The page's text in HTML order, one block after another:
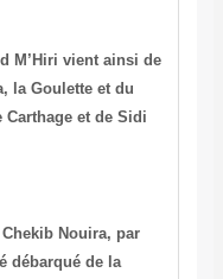
M’Hiri vient ainsi de
la Goulette et du
et de Sidi
Nouira, par
débarqué de la